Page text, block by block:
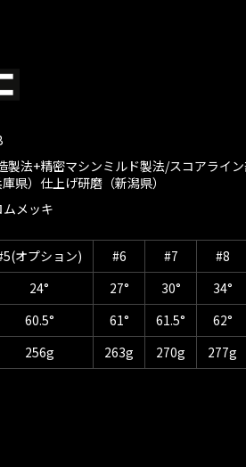
製法+精密マシンミルド製法/スコアライ
県）仕上げ研磨（新潟県）
ムメッキ
オプション) #6 #7
#8
24° 27° 30°
34°
60.5° 61° 61.5°
62°
256g 263g 270g 277g